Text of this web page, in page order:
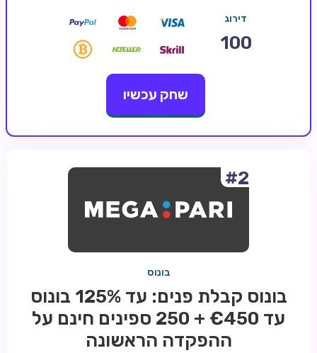
בונוסים בקזינו אונליין
טיפים
דירוג
100
שחק עכשיו
#2
בונוס
בונוס קבלת פנים: עד 125% בונוס
עד €450 + 250 ספינים חינם על
ההפקדה הראשונה